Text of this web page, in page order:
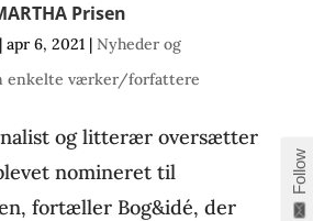
Prisen
apr 6, 2021| Nyheder og
enkelte værker/forfattere
og litterær oversætter
nomineret til
fortæller Bog&idé, der
Follow